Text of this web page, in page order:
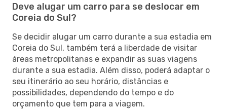
Deve alugar um carro para se deslocar em
Coreia do Sul?
Se decidir alugar um carro durante a sua estadia em
Coreia do Sul, também terá a liberdade de visitar
áreas metropolitanas e expandir as suas viagens
durante a sua estadia. Além disso, poderá adaptar o
seu itinerário ao seu horário, distâncias e
possibilidades, dependendo do tempo e do
orçamento que tem para a viagem.